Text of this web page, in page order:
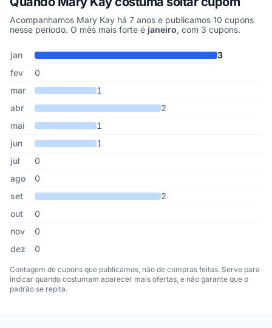
Acompanhamos Mary Kay há 7 anos e publicamos 10 cupons
nesse período. O mês mais forte é janeiro, com 3 cupons.
Cupons de Mary Kay publicados por mês, somando os últimos 7
Mês Cupons publicadosDesconto médio
jan
3
fev
0
mar
1
abr
2
mai
1
jun
1
jul
0
ago
0
set
2
out
0
nov
0
dez
0
Contagem de cupons que publicamos, não de compras feitas. Serve para
indicar quando costumam aparecer mais ofertas, e não garante que o
padrão se repita.